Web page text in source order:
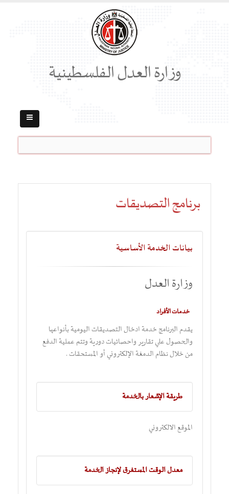
وزارة العدل الفلسطينية
برنامج التصديقات
بيانات الخدمة الأساسية
وزارة العدل
خدمات الأفراد
يقدم البرنامج خدمة ادخال التصديقات اليومية بأنواعها
والحصول علي تقارير واحصائيات دورية وتتم عملية الدفع
من خلال نظام الدمغة الإلكتروني أو المستحقات .
طريقة الإشعار بالخدمة
الموقع الالكتروني
معدل الوقت المستغرق لإنجاز الخدمة